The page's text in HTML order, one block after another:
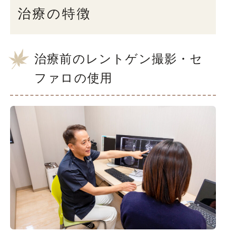
治療の特徴
治療前のレントゲン撮影・セ
ファロの使用